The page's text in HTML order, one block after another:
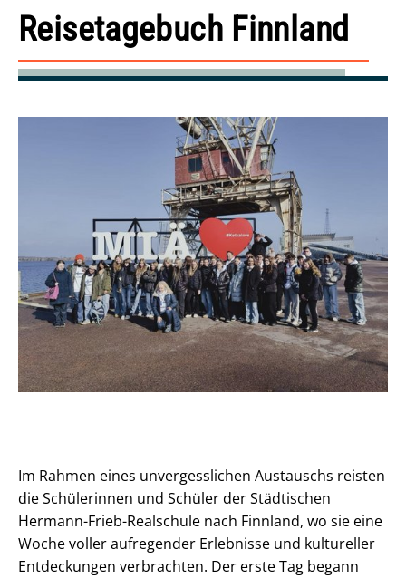
Reisetagebuch Finnland
Im Rahmen eines unvergesslichen Austauschs reisten
die Schülerinnen und Schüler der Städtischen
Hermann-Frieb-Realschule nach Finnland, wo sie eine
Woche voller aufregender Erlebnisse und kultureller
Entdeckungen verbrachten. Der erste Tag begann